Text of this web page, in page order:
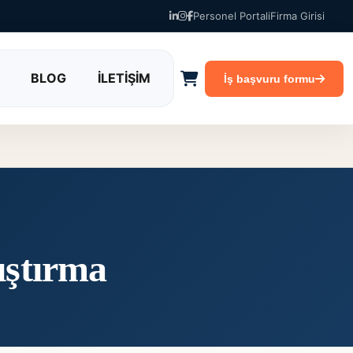
Personel PortaliFirma Girisi
BLOG İLETİŞİM İş başvuru formu